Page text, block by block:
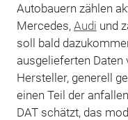
Autobauern zählen
Mercedes, Audi und
soll bald
ausgelieferten Daten
Hersteller, generell
einen Teil der
DAT schätzt, das